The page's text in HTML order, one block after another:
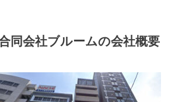
同会社ブルームの会社概要